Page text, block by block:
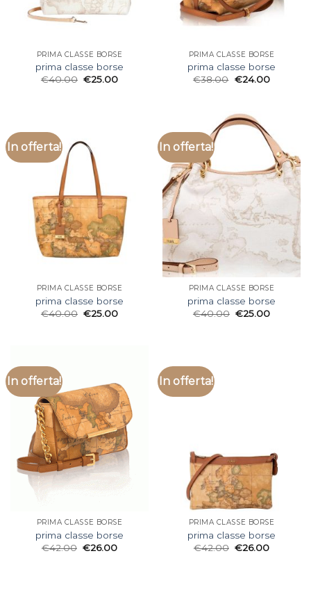
PRIMA CLASSE BORSE
prima classe borse
€40.00 €25.00
PRIMA CLASSE BORSE
prima classe borse
€38.00 €24.00
In offerta!
PRIMA CLASSE BORSE
prima classe borse
€40.00 €25.00
In offerta!
PRIMA CLASSE BORSE
prima classe borse
€40.00 €25.00
In offerta!
PRIMA CLASSE BORSE
prima classe borse
€42.00 €26.00
In offerta!
PRIMA CLASSE BORSE
prima classe borse
€42.00 €26.00